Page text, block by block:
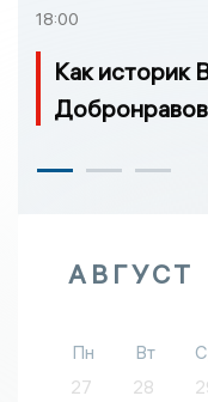
18:00
Как историк
АВГУСТ
Пн Вт
27
28